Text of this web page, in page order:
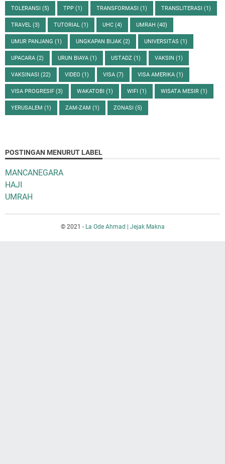
TOLERANSI (5) TPP (1) TRANSFORMASI (1) TRANSLITERASI (1)
TRAVEL (3) TUTORIAL (1) UHC (4) UMRAH (40)
UMUR PANJANG (1) UNGKAPAN BIJAK (2) UNIVERSITAS (1)
UPACARA (2) URUN BIAYA (1) USTADZ (1) VAKSIN (1)
VAKSINASI (22) VIDEO (1) VISA (7) VISA AMERIKA (1)
VISA PROGRESIF (3) WAKATOBI (1) WIFI (1) WISATA MESIR (1)
YERUSALEM (1) ZAM-ZAM (1) ZONASI (5)
POSTINGAN MENURUT LABEL
MANCANEGARA
HAJI
UMRAH
© 2021 - La Ode Ahmad | Jejak Makna